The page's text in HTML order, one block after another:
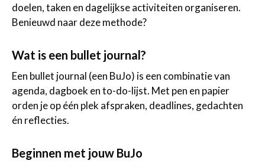
doelen, taken en dagelijkse activiteiten organiseren.
Benieuwd naar deze methode?
Wat is een bullet journal?
Een bullet journal (een BuJo) is een combinatie van
agenda, dagboek en to-do-lijst. Met pen en papier
orden je op één plek afspraken, deadlines, gedachten
én reflecties.
Beginnen met jouw BuJo